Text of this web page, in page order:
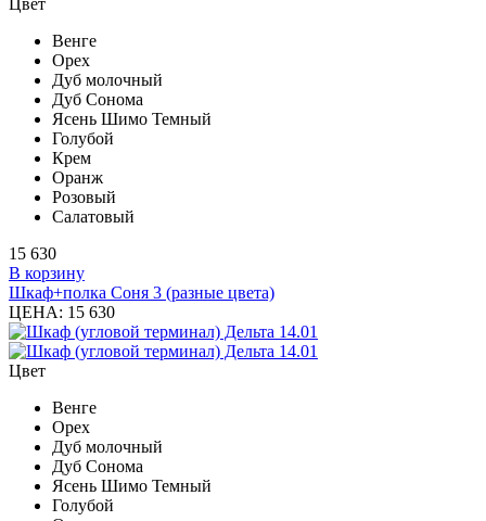
Венге
Орех
Дуб молочный
Дуб Сонома
Ясень Шимо Темный
Голубой
Крем
Оранж
Розовый
Салатовый
15 630
В корзину
Шкаф+полка Соня 3 (разные цвета)
ЦЕНА: 15 630
Цвет
Венге
Орех
Дуб молочный
Дуб Сонома
Ясень Шимо Темный
Голубой